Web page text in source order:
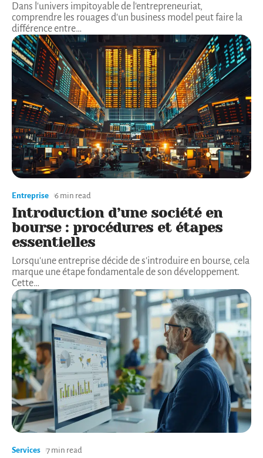
Dans l'univers impitoyable de l'entrepreneuriat,
comprendre les rouages d'un business model peut faire la
différence entre…
Entreprise 6 min read
Introduction d’une société en
bourse : procédures et étapes
essentielles
Lorsqu'une entreprise décide de s'introduire en bourse, cela
marque une étape fondamentale de son développement.
Cette…
Services 7 min read